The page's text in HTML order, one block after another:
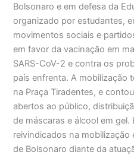
Bolsonaro e em defesa da
organizado por estudantes,
movimentos sociais e
em favor da vacinação em
SARS-CoV-2 e contra os
país enfrenta. A mobilização
na Praça Tiradentes, e
abertos ao público,
de máscaras e álcool em
reivindicados na
de Bolsonaro diante da